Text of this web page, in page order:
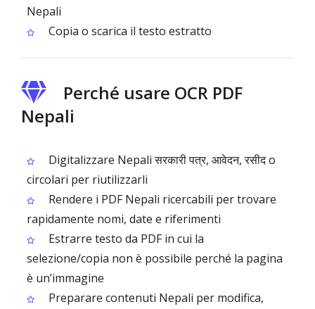
Nepali
Copia o scarica il testo estratto
Perché usare OCR PDF
Nepali
Digitalizzare Nepali सरकारी पत्र, आवेदन, रसीद o
circolari per riutilizzarli
Rendere i PDF Nepali ricercabili per trovare
rapidamente nomi, date e riferimenti
Estrarre testo da PDF in cui la
selezione/copia non è possibile perché la pagina
è un’immagine
Preparare contenuti Nepali per modifica,